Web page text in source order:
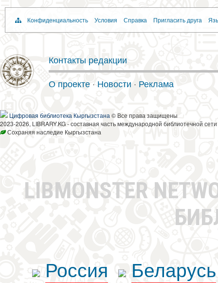
Конфиденциальность Условия Справка Пригласить друга
Контакты редакции
О проекте · Новости · Реклама
Цифровая библиотека Кыргызстана © Все права защищены
2023-2026, LIBRARY.KG - составная часть международной библиотечной
Сохраняя наследие Кыргызстана
LIBMONSTER
Россия
Беларусь